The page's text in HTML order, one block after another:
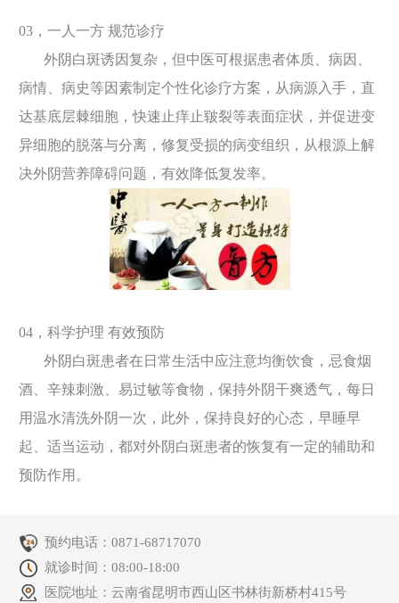
03，一人一方 规范诊疗
外阴白斑诱因复杂，但中医可根据患者体质、病因、
病情、病史等因素制定个性化诊疗方案，从病源入手，直
达基底层棘细胞，快速止痒止皲裂等表面症状，并促进变
异细胞的脱落与分离，修复受损的病变组织，从根源上解
决外阴营养障碍问题，有效降低复发率。
04，科学护理 有效预防
外阴白斑患者在日常生活中应注意均衡饮食，忌食烟
酒、辛辣刺激、易过敏等食物，保持外阴干爽透气，每日
用温水清洗外阴一次，此外，保持良好的心态，早睡早
起、适当运动，都对外阴白斑患者的恢复有一定的辅助和
预防作用。
预约电话：0871-68717070
就诊时间：08:00-18:00
医院地址：云南省昆明市西山区书林街新桥村415号